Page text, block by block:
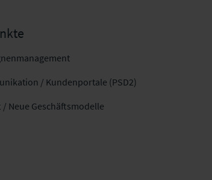
/ Kundenportale (PSD2)
Neue Geschäftsmodelle